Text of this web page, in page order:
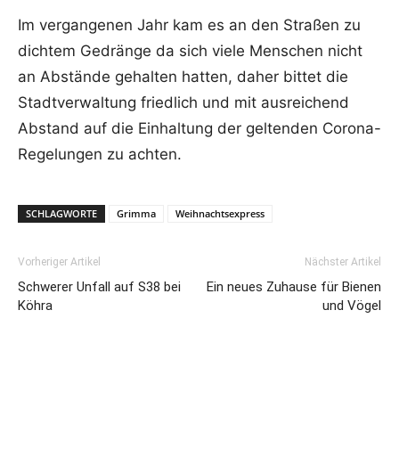
Im vergangenen Jahr kam es an den Straßen zu
dichtem Gedränge da sich viele Menschen nicht
an Abstände gehalten hatten, daher bittet die
Stadtverwaltung friedlich und mit ausreichend
Abstand auf die Einhaltung der geltenden Corona-
Regelungen zu achten.
SCHLAGWORTE Grimma Weihnachtsexpress
Vorheriger Artikel
Schwerer Unfall auf S38 bei
Köhra
Nächster Artikel
Ein neues Zuhause für Bienen
und Vögel